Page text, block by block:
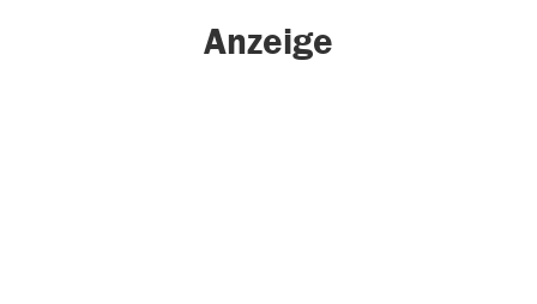
Anzeige